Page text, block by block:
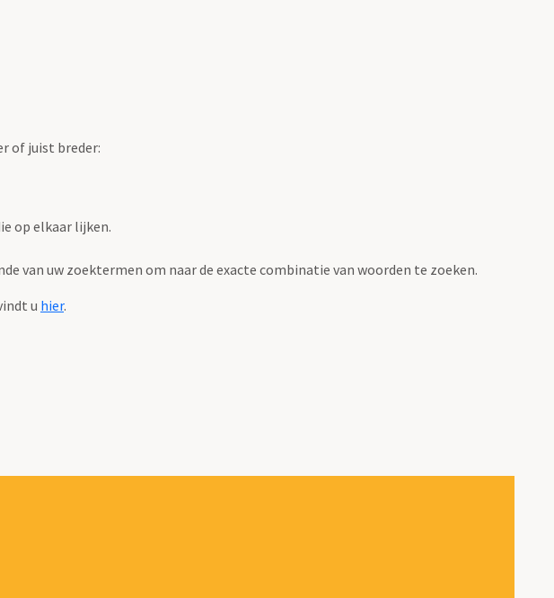
of juist breder:
op elkaar lijken.
van uw zoektermen om naar de exacte combinatie van woorden te zoeken.
u hier.